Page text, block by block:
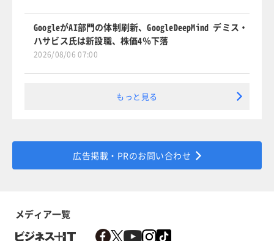
GoogleがAI部門の体制刷新、GoogleDeepMind デミス・
ハサビス氏は新設職、株価4％下落
2026/08/06 07:00
もっと見る
広告掲載・PRのお問い合わせ
メディア一覧